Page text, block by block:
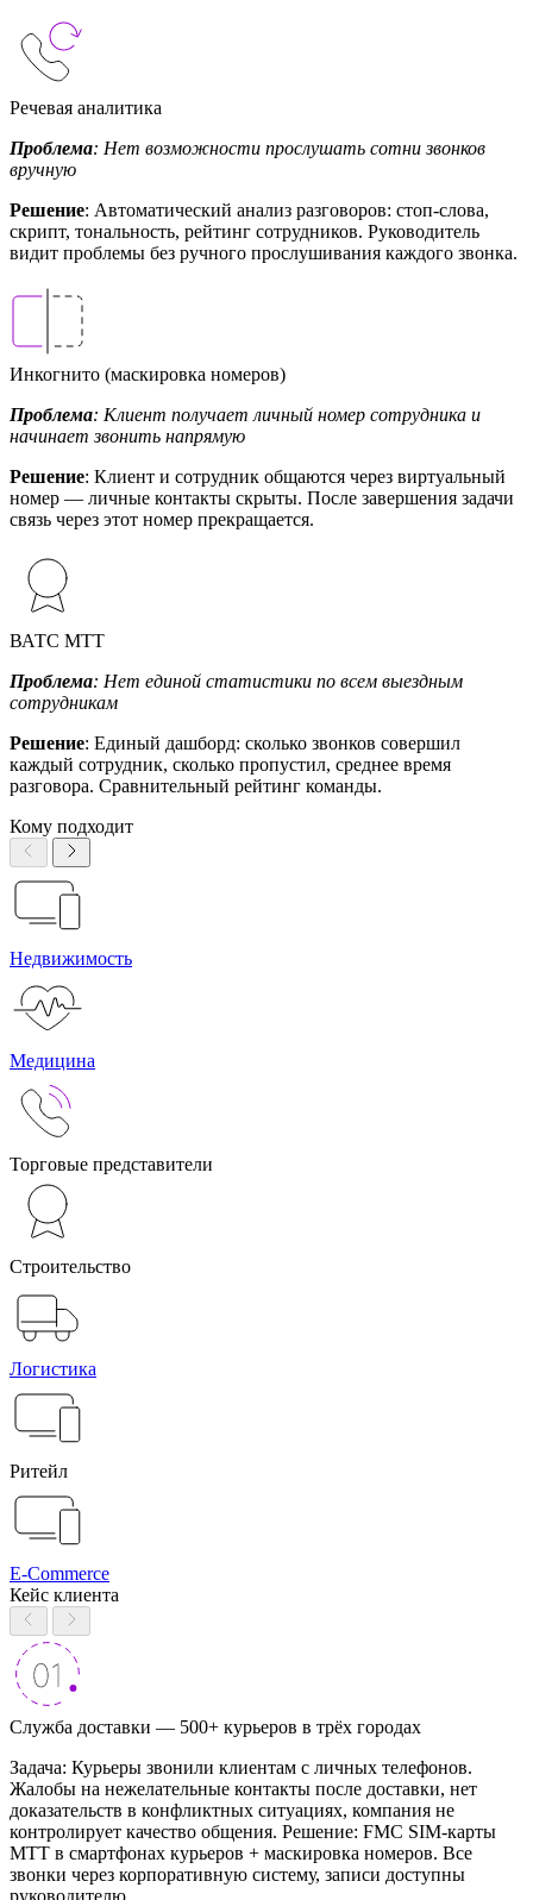
Речевая аналитика
Проблема: Нет возможности прослушать сотни звонков
вручную
Решение: Автоматический анализ разговоров: стоп-слова,
скрипт, тональность, рейтинг сотрудников. Руководитель
видит проблемы без ручного прослушивания каждого звонка.
Инкогнито (маскировка номеров)
Проблема: Клиент получает личный номер сотрудника и
начинает звонить напрямую
Решение: Клиент и сотрудник общаются через виртуальный
номер — личные контакты скрыты. После завершения задачи
связь через этот номер прекращается.
ВАТС МТТ
Проблема: Нет единой статистики по всем выездным
сотрудникам
Решение: Единый дашборд: сколько звонков совершил
каждый сотрудник, сколько пропустил, среднее время
разговора. Сравнительный рейтинг команды.
Кому подходит
Недвижимость
Медицина
Торговые представители
Строительство
Логистика
Ритейл
E-Commerce
Кейс клиента
Служба доставки — 500+ курьеров в трёх городах
Задача: Курьеры звонили клиентам с личных телефонов.
Жалобы на нежелательные контакты после доставки, нет
доказательств в конфликтных ситуациях, компания не
контролирует качество общения. Решение: FMC SIM-карты
МТТ в смартфонах курьеров + маскировка номеров. Все
звонки через корпоративную систему, записи доступны
руководителю.